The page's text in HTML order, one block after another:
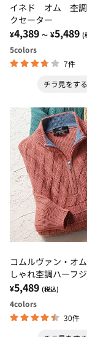
イネド オム 杢調
クセーター
¥4,389 ～ ¥5,489 (
5colors
7件
チラ見をする
コムルヴァン・オ
しゃれ杢調ハーフ
ー
¥5,489 (税込)
4colors
30件